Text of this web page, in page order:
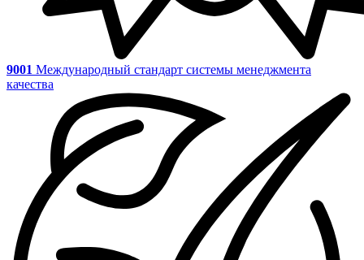
9001 Международный стандарт системы менеджмента
качества